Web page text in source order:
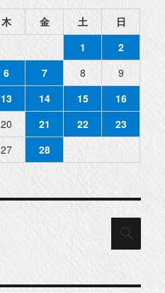
木 金 土
日
1
2
6 7 8
9
13 14 15
16
20 21 22
23
27 28